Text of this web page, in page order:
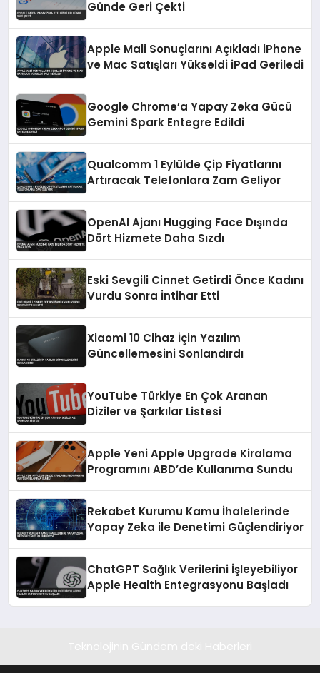
Günde Geri Çekti
Apple Mali Sonuçlarını Açıkladı iPhone
ve Mac Satışları Yükseldi iPad Geriledi
Google Chrome’a Yapay Zeka Gücü
Gemini Spark Entegre Edildi
Qualcomm 1 Eylülde Çip Fiyatlarını
Artıracak Telefonlara Zam Geliyor
OpenAI Ajanı Hugging Face Dışında
Dört Hizmete Daha Sızdı
Eski Sevgili Cinnet Getirdi Önce Kadını
Vurdu Sonra İntihar Etti
Xiaomi 10 Cihaz İçin Yazılım
Güncellemesini Sonlandırdı
YouTube Türkiye En Çok Aranan
Diziler ve Şarkılar Listesi
Apple Yeni Apple Upgrade Kiralama
Programını ABD’de Kullanıma Sundu
Rekabet Kurumu Kamu İhalelerinde
Yapay Zeka ile Denetimi Güçlendiriyor
ChatGPT Sağlık Verilerini İşleyebiliyor
Apple Health Entegrasyonu Başladı